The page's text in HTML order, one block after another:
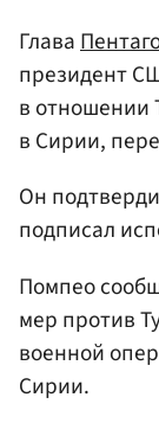
Глава
президент
в отношении
в Сирии,
Он
подписал
Помпео
мер против
военной
Сирии.